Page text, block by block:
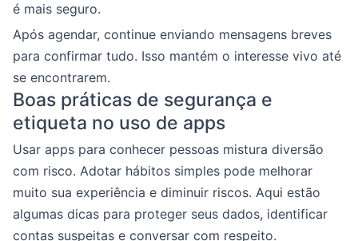
é mais seguro.
Após agendar, continue enviando mensagens breves
para confirmar tudo. Isso mantém o interesse vivo até
se encontrarem.
Boas práticas de segurança e
etiqueta no uso de apps
Usar apps para conhecer pessoas mistura diversão
com risco. Adotar hábitos simples pode melhorar
muito sua experiência e diminuir riscos. Aqui estão
algumas dicas para proteger seus dados, identificar
contas suspeitas e conversar com respeito.